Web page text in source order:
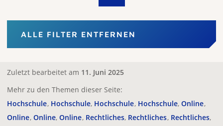
ALLE FILTER ENTFERNEN
Zuletzt bearbeitet am 11. Juni 2025
Mehr zu den Themen dieser Seite:
Hochschule Hochschule Hochschule Hochschule Online
Online Online Online Rechtliches Rechtliches Rechtliches